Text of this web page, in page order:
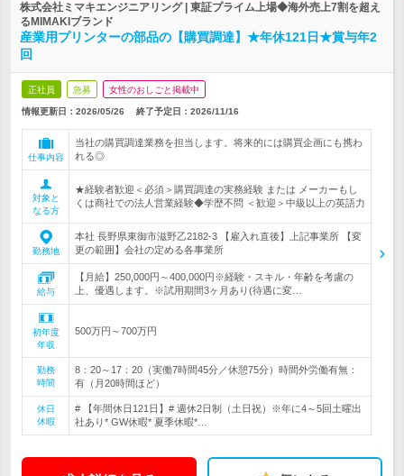
株式会社ミマキエンジニアリング | 東証プライム上場◆海外売上7割を超え
るMIMAKIブランド
産業用プリンターの部品の【購買調達】★年休121日★賞与年2
回
正社員 急募 女性のおしごと掲載中
情報更新日：2026/05/26 終了予定日： 2026/11/16
仕事内容
当社の購買調達業務を担当します。将来的には購買企画にも携わ
れる◎
対象と
なる方
★経験者歓迎＜必須＞購買調達の実務経験 または メーカーもし
くは商社での法人営業経験◆学歴不問 ＜歓迎＞中級以上の英語力
勤務地
本社 長野県東御市滋野乙2182-3 【雇入れ直後】上記事業所 【変
更の範囲】会社の定める各事業所
給与
【月給】250,000円～400,000円※経験・スキル・年齢を考慮の
上、優遇します。※試用期間3ヶ月あり(待遇に変…
初年度
年収
500万円～700万円
勤務
時間
8：20～17：20（実働7時間45分／休憩75分）時間外労働有無：
有（月20時間ほど）
休日
休暇
# 【年間休日121日】# 週休2日制（土日祝）※年に4～5回土曜出
社あり* GW休暇* 夏季休暇*…